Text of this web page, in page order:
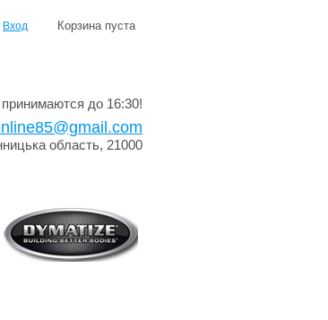
Корзина пуста
Вход
до 16:30!
область, 21000